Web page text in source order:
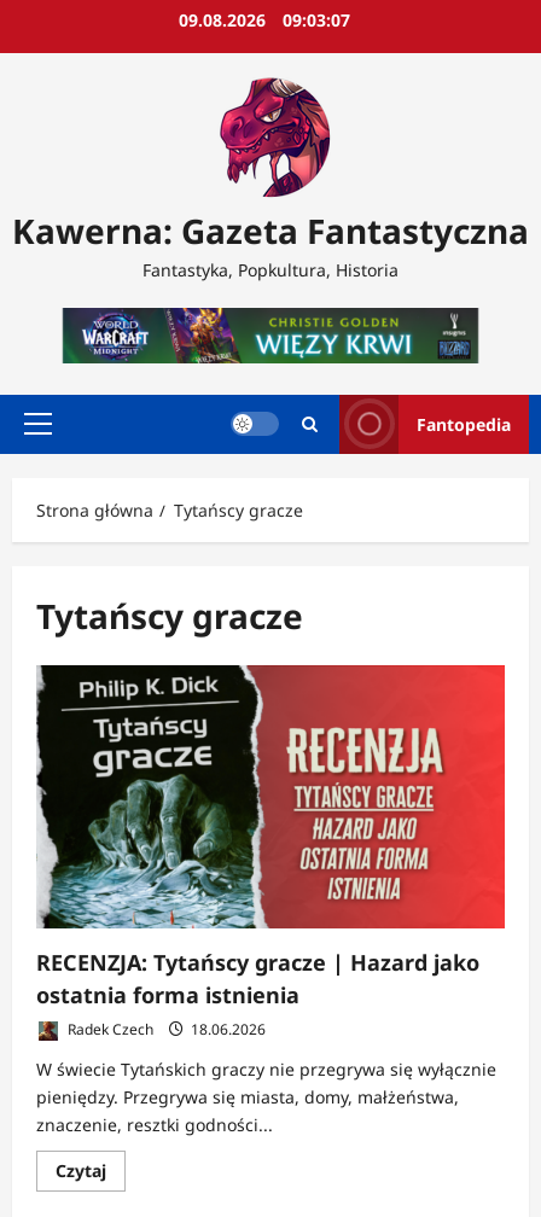
09.08.2026 09:03:09
Kawerna: Gazeta Fantastyczna
Fantastyka, Popkultura, Historia
Menu
Fantopedia
Strona główna Tytańscy gracze
Tytańscy gracze
RECENZJA: Tytańscy gracze | Hazard jako
ostatnia forma istnienia
Radek Czech 18.06.2026
W świecie Tytańskich graczy nie przegrywa się wyłącznie
pieniędzy. Przegrywa się miasta, domy, małżeństwa,
znaczenie, resztki godności...
CzytajDowiedz
się